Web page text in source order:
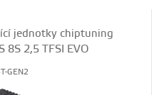
jednotky chiptuning
8S 2,5 TFSI EVO
GEN2